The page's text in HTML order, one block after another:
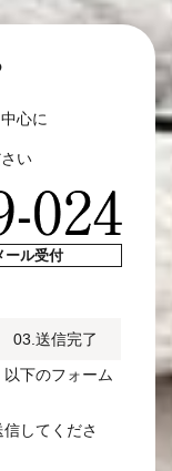
心に
い
ール受付
03.送信完了
下のフォーム
してくださ